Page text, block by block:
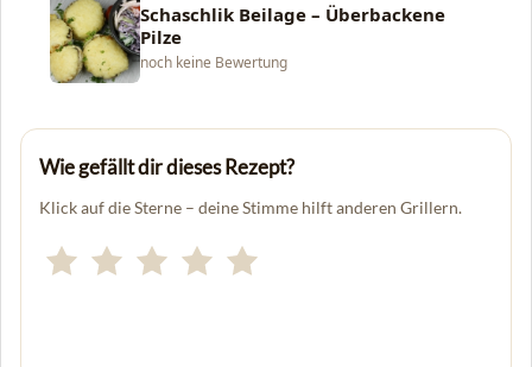
Schaschlik Beilage – Überbackene
Pilze
noch keine Bewertung
Wie gefällt dir dieses Rezept?
Klick auf die Sterne – deine Stimme hilft anderen Grillern.